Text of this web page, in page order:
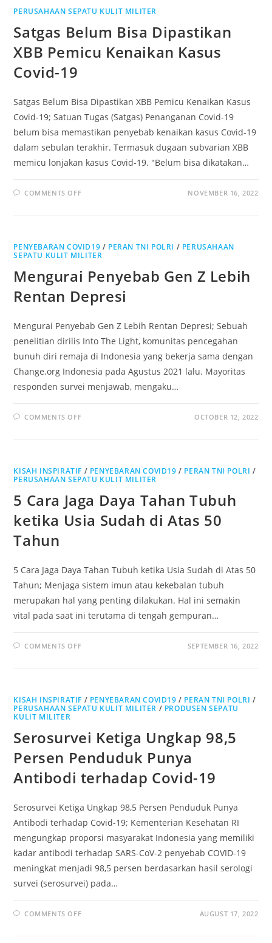
DAN
HINDARI
ANTIBODI
PERUSAHAAN SEPATU KULIT MILITER
Satgas Belum Bisa Dipastikan
XBB Pemicu Kenaikan Kasus
Covid-19
Satgas Belum Bisa Dipastikan XBB Pemicu Kenaikan Kasus
Covid-19; Satuan Tugas (Satgas) Penanganan Covid-19
belum bisa memastikan penyebab kenaikan kasus Covid-19
dalam sebulan terakhir. Termasuk dugaan subvarian XBB
memicu lonjakan kasus Covid-19. "Belum bisa dikatakan…
COMMENTS OFFON
KENAIKAN
KASUS
19
NOVEMBER 16, 2022
PENYEBARAN COVID19 / PERAN TNI POLRI / PERUSAHAAN
SEPATU KULIT MILITER
Mengurai Penyebab Gen Z Lebih
Rentan Depresi
Mengurai Penyebab Gen Z Lebih Rentan Depresi; Sebuah
penelitian dirilis Into The Light, komunitas pencegahan
bunuh diri remaja di Indonesia yang bekerja sama dengan
Change.org Indonesia pada Agustus 2021 lalu. Mayoritas
responden survei menjawab, mengaku…
COMMENTS OFFON
DEPRESI
OCTOBER 12, 2022
KISAH INSPIRATIF / PENYEBARAN COVID19 / PERAN TNI POLRI /
PERUSAHAAN SEPATU KULIT MILITER
5 Cara Jaga Daya Tahan Tubuh
ketika Usia Sudah di Atas 50
Tahun
5 Cara Jaga Daya Tahan Tubuh ketika Usia Sudah di Atas 50
Tahun; Menjaga sistem imun atau kekebalan tubuh
merupakan hal yang penting dilakukan. Hal ini semakin
vital pada saat ini terutama di tengah gempuran…
COMMENTS OFFON
KETIKA
USIA
ATAS
50
SEPTEMBER 16, 2022
KISAH INSPIRATIF / PENYEBARAN COVID19 / PERAN TNI POLRI /
PERUSAHAAN SEPATU KULIT MILITER / PRODUSEN SEPATU
KULIT MILITER
Serosurvei Ketiga Ungkap 98,5
Persen Penduduk Punya
Antibodi terhadap Covid-19
Serosurvei Ketiga Ungkap 98,5 Persen Penduduk Punya
Antibodi terhadap Covid-19; Kementerian Kesehatan RI
mengungkap proporsi masyarakat Indonesia yang memiliki
kadar antibodi terhadap SARS-CoV-2 penyebab COVID-19
meningkat menjadi 98,5 persen berdasarkan hasil serologi
survei (serosurvei) pada…
COMMENTS OFFON AUGUST 17, 2022